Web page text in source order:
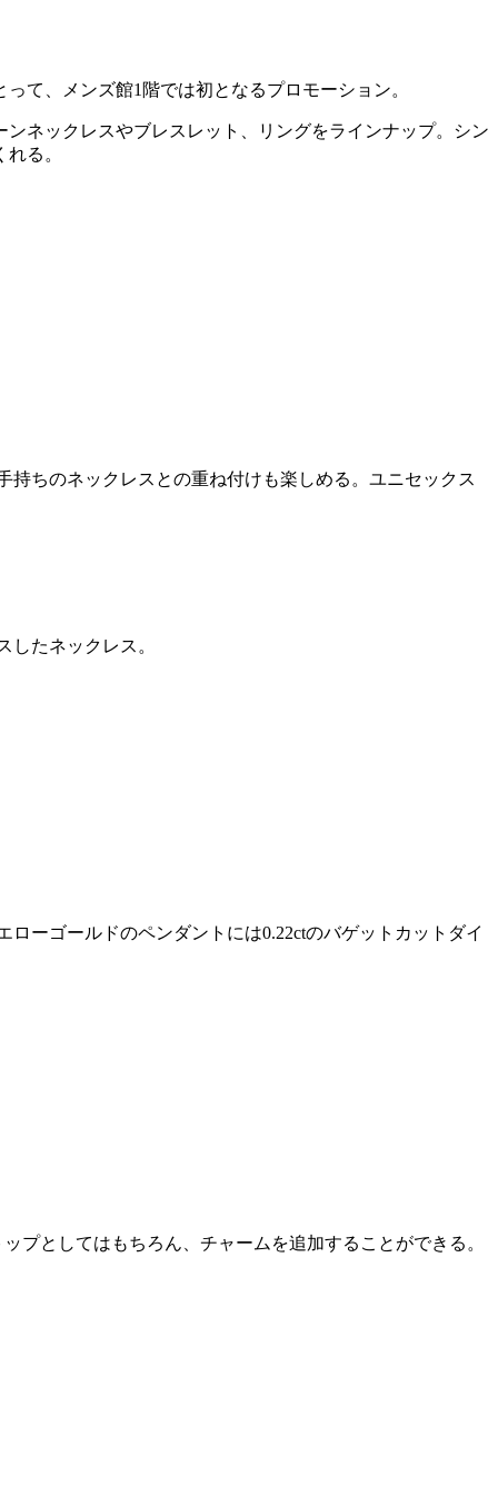
て、メンズ館1階では初となるプロモーション。
ネックレスやブレスレット、リングをラインナップ。シン
る。
ちのネックレスとの重ね付けも楽しめる。ユニセックス
たネックレス。
ーゴールドのペンダントには0.22ctのバゲットカットダイ
プとしてはもちろん、チャームを追加することができる。